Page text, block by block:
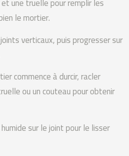
le mortier.
verticaux, puis progresser sur
commence à durcir, racler
ou un couteau pour obtenir
sur le joint pour le lisser